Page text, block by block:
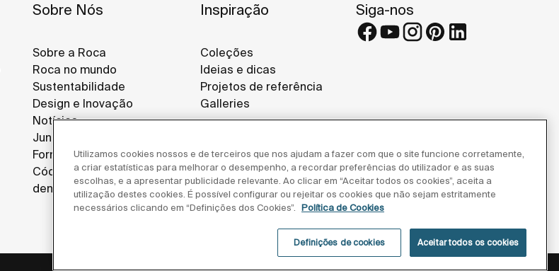
Sobre Nós
Sobre a Roca
Roca no mundo
Sustentabilidade
Design e Inovação
Notícias
Junte-se a Nós
Fornecedores
Código de ética e canal de
denúncias
Inspiração
Coleções
Ideias e dicas
Projetos de referência
Galleries
Siga-nos
Política de privacidade Aviso legal Política de cookies
Utilizamos cookies nossos e de terceiros que nos ajudam a fazer com que o site funcione corretamente,
a criar estatísticas para melhorar o desempenho, a recordar preferências do utilizador e as suas
escolhas, e a apresentar publicidade relevante. Ao clicar em “Aceitar todos os cookies”, aceita a
utilização destes cookies. É possível configurar ou rejeitar os cookies que não sejam estritamente
necessários clicando em “Definições dos Cookies”.
Política de Cookies
Definições de cookies Aceitar todos os cookies